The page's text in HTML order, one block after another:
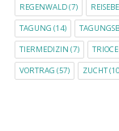
REGENWALD(7)
TAGUNG (14)
TIERMEDIZIN (7)
VORTRAG (57) ZUCHT